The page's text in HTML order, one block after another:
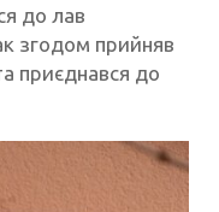
до лав
згодом прийняв
приєднався до